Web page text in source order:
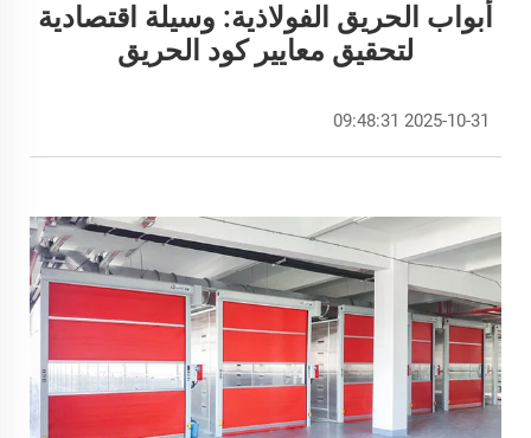
أبواب الحريق الفولاذية: وسيلة اقتصادية
لتحقيق معايير كود الحريق
2025-10-31 09:48:31